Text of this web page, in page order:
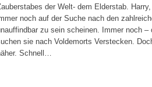
der Welt- dem Elderstab.
noch auf der Suche nach den
zu sein scheinen. Immer noch –
sie nach Voldemorts Verstecken.
Schnell…